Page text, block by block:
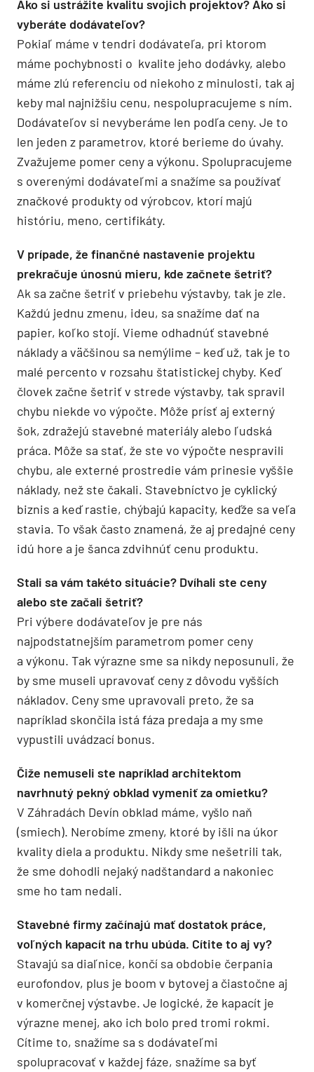
Ako si ustrážite kvalitu svojich projektov? Ako si
vyberáte dodávateľov?
Pokiaľ máme v tendri dodávateľa, pri ktorom
máme pochybnosti o kvalite jeho dodávky, alebo
máme zlú referenciu od niekoho z minulosti, tak aj
keby mal najnižšiu cenu, nespolupracujeme s ním.
Dodávateľov si nevyberáme len podľa ceny. Je to
len jeden z parametrov, ktoré berieme do úvahy.
Zvažujeme pomer ceny a výkonu. Spolupracujeme
s overenými dodávateľmi a snažíme sa používať
značkové produkty od výrobcov, ktorí majú
históriu, meno, certifikáty.
V prípade, že finančné nastavenie projektu
prekračuje únosnú mieru, kde začnete šetriť?
Ak sa začne šetriť v priebehu výstavby, tak je zle.
Každú jednu zmenu, ideu, sa snažíme dať na
papier, koľko stojí. Vieme odhadnúť stavebné
náklady a väčšinou sa nemýlime – keď už, tak je to
malé percento v rozsahu štatistickej chyby. Keď
človek začne šetriť v strede výstavby, tak spravil
chybu niekde vo výpočte. Môže prísť aj externý
šok, zdražejú stavebné materiály alebo ľudská
práca. Môže sa stať, že ste vo výpočte nespravili
chybu, ale externé prostredie vám prinesie vyššie
náklady, než ste čakali. Stavebníctvo je cyklický
biznis a keď rastie, chýbajú kapacity, keďže sa veľa
stavia. To však často znamená, že aj predajné ceny
idú hore a je šanca zdvihnúť cenu produktu.
Stali sa vám takéto situácie? Dvíhali ste ceny
alebo ste začali šetriť?
Pri výbere dodávateľov je pre nás
najpodstatnejším parametrom pomer ceny
a výkonu. Tak výrazne sme sa nikdy neposunuli, že
by sme museli upravovať ceny z dôvodu vyšších
nákladov. Ceny sme upravovali preto, že sa
napríklad skončila istá fáza predaja a my sme
vypustili uvádzací bonus.
Čiže nemuseli ste napríklad architektom
navrhnutý pekný obklad vymeniť za omietku?
V Záhradách Devín obklad máme, vyšlo naň
(smiech). Nerobíme zmeny, ktoré by išli na úkor
kvality diela a produktu. Nikdy sme nešetrili tak,
že sme dohodli nejaký nadštandard a nakoniec
sme ho tam nedali.
Stavebné firmy začínajú mať dostatok práce,
voľných kapacít na trhu ubúda. Cítite to aj vy?
Stavajú sa diaľnice, končí sa obdobie čerpania
eurofondov, plus je boom v bytovej a čiastočne aj
v komerčnej výstavbe. Je logické, že kapacít je
výrazne menej, ako ich bolo pred tromi rokmi.
Cítime to, snažíme sa s dodávateľmi
spolupracovať v každej fáze, snažíme sa byť